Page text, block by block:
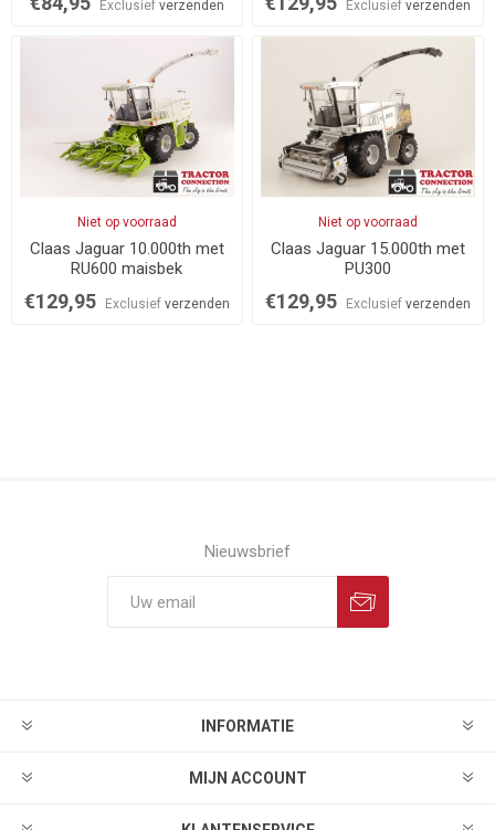
Exclusief verzenden Exclusiefverzenden
Niet op voorraad
Claas Jaguar 10.000th met
RU600 maisbek
€129,95 Exclusief verzenden
Niet op voorraad
Claas Jaguar 15.000th met
PU300
€129,95 Exclusiefverzenden
Nieuwsbrief
INFORMATIE
MIJN ACCOUNT